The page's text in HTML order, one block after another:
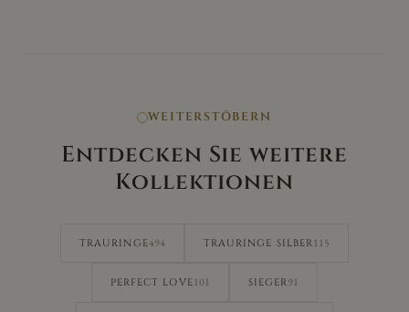
WEITERSTÖBERN
Entdecken Sie weitere
Kollektionen
TRAURINGE494 TRAURINGE SILBER 115
PERFECT LOVE 101 SIEGER91